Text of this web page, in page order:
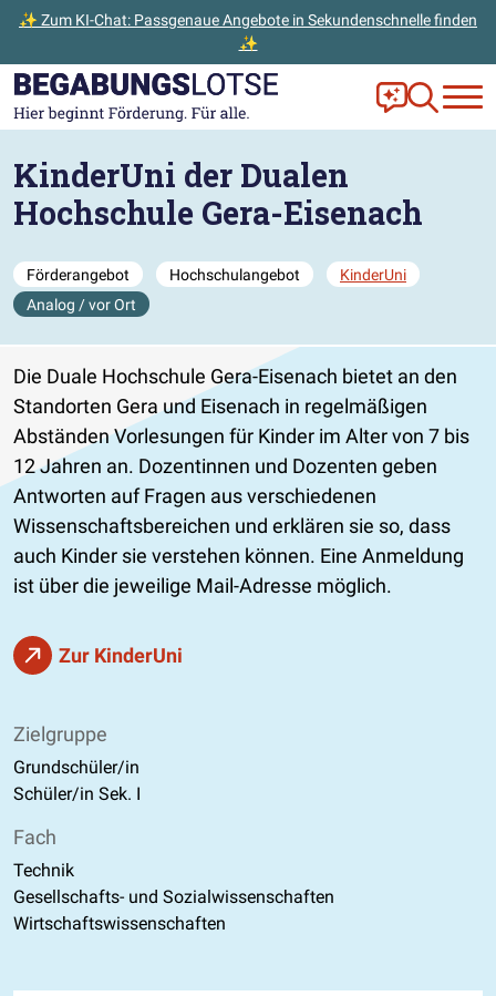
✨ Zum KI-Chat: Passgenaue Angebote in Sekundenschnelle finden
✨
Zum Hauptinhalt der Seite springen
Zur Startseite gehen Frag Ella!
Zur
KinderUni der Dualen
Hochschule Gera-Eisenach
Förderangebot Hochschulangebot
KinderUni
Analog / vor Ort
Die Duale Hochschule Gera-Eisenach bietet an den
Standorten Gera und Eisenach in regelmäßigen
Abständen Vorlesungen für Kinder im Alter von 7 bis
12 Jahren an. Dozentinnen und Dozenten geben
Antworten auf Fragen aus verschiedenen
Wissenschaftsbereichen und erklären sie so, dass
auch Kinder sie verstehen können. Eine Anmeldung
ist über die jeweilige Mail-Adresse möglich.
Zur KinderUni
Zielgruppe
Grundschüler/in
Schüler/in Sek. I
Fach
Technik
Gesellschafts- und Sozialwissenschaften
Wirtschaftswissenschaften